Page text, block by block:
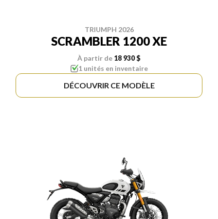
TRIUMPH 2026
SCRAMBLER 1200 XE
À partir de 18 930 $
1 unités en inventaire
DÉCOUVRIR CE MODÈLE